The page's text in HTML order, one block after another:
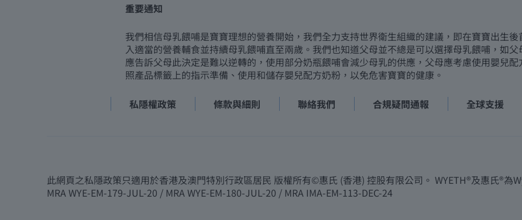
重要通知
我們相信母乳餵哺是寶寶理想的營養開始，我們全力支持世界衛生組織的建議，即在寶寶出生
入適當的營養輔食並持續母乳餵哺直至兩歲。我們也知道父母並不總是可以選擇母乳餵哺，如
應告訴父母此決定是難以逆轉的，使用部分奶瓶餵哺會減少母乳的供應，父母應考慮使用嬰兒
照產品標籤上的指示準備、使用和儲存嬰兒配方奶粉，以免危害寶寶的健康。
私隱權政策 條款與細則 聯絡我們 合規疑問通報 全球支援
此網頁之私隱政策只適用於香港及澳門特別行政區居民 版權所有©惠氏 (香港) 控股有限公司。 WYETH®及惠氏®為
MRA WYE-EM-179-JUL-20 / MRA WYE-EM-180-JUL-20 / MRA IMA-EM-113-DEC-24